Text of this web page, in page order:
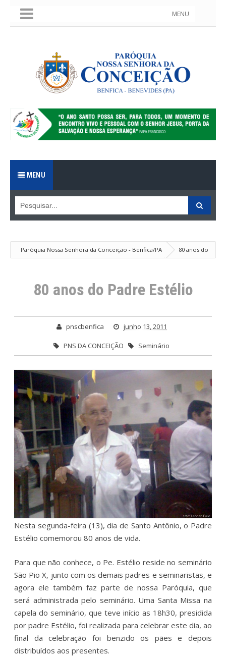
MENU
MENU
Paróquia Nossa Senhora da Conceição - Benfica/PA
80 anos do
Padre Estélio
80 anos do Padre Estélio
pnscbenfica junho 13, 2011
PNS DA CONCEIÇÃO Seminário
Nesta segunda-feira (13), dia de Santo Antônio, o Padre
Estélio comemorou 80 anos de vida.
Para que não conhece, o Pe. Estélio reside no seminário
São Pio X, junto com os demais padres e seminaristas, e
agora ele também faz parte de nossa Paróquia, que
será administrada pelo seminário. Uma Santa Missa na
capela do seminário, que teve início as 18h30, presidida
por padre Estélio, foi realizada para celebrar este dia, ao
final da celebração foi benzido os pães e depois
distribuídos aos presentes.